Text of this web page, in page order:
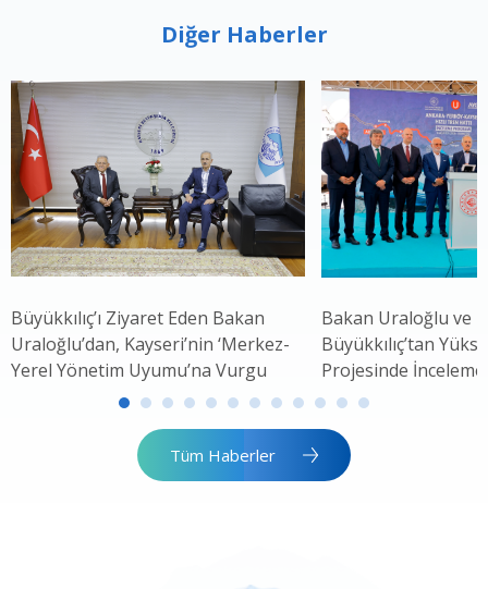
Diğer Haberler
Büyükkılıç’ı Ziyaret Eden Bakan
Uraloğlu’dan, Kayseri’nin ‘Merkez-
Yerel Yönetim Uyumu’na Vurgu
Bakan Uraloğlu ve
Büyükkılıç’tan
Projesinde İnceleme
Tüm Haberler